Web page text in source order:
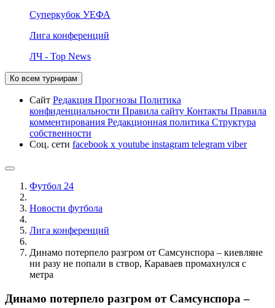
Суперкубок УЕФА
Лига конференций
ЛЧ - Top News
Ко всем турнирам
Сайт Редакция Прогнозы Политика
конфиденциальности Правила сайту Контакты Правила
комментирования Редакционная политика Структура
собственности
Соц. сети facebook x youtube instagram telegram viber
Футбол 24
Новости футбола
Лига конференций
Динамо потерпело разгром от Самсунспора – киевляне
ни разу не попали в створ, Караваев промахнулся с
метра
Динамо потерпело разгром от Самсунспора –